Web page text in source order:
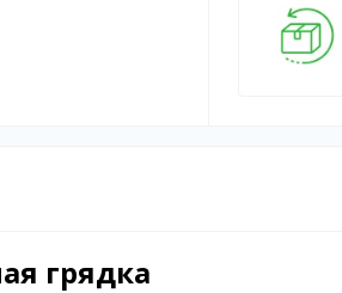
грядка